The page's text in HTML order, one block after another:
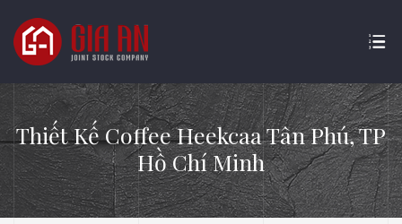
Thiết Kế Coffee Heekcaa Tân Phú, TP
Hồ Chí Minh